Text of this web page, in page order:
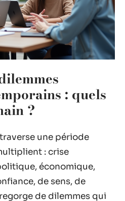
: quels
?
traverse une période
: crise
économique,
de sens, de
de dilemmes qui